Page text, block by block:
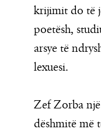
krijimit do të
poetësh,
arsye të
lexuesi.
Zef Zorba një
dëshmitë më